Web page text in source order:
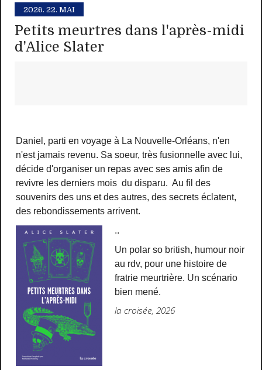
2026. 22. MAI
Petits meurtres dans l'après-midi
d'Alice Slater
Daniel, parti en voyage à La Nouvelle-Orléans, n'en
n'est jamais revenu. Sa soeur, très fusionnelle avec lui,
décide d'organiser un repas avec ses amis afin de
revivre les derniers mois du disparu. Au fil des
souvenirs des uns et des autres, des secrets éclatent,
des rebondissements arrivent.
..
Un polar so british, humour noir
au rdv, pour une histoire de
fratrie meurtrière. Un scénario
bien mené.
la croisée, 2026